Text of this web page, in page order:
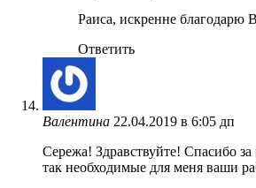
Раиса, искренне благодарю
Ответить
Валентина 22.04.2019 в 6:05 дп
Сережа! Здравствуйте! Спасибо
так необходимые для меня ваши